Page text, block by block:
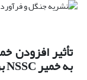
تأثیر افزودن
به خمیر NSSC بر ویژگی‌های کاغذ فلوتینگ